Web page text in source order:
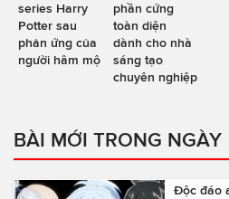
series Harry
Potter sau
phản ứng của
người hâm mộ
phần cứng
toàn diện
dành cho nhà
sáng tạo
chuyên nghiệp
BÀI MỚI TRONG NGÀY
Độc đáo